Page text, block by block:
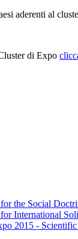
aderenti al
di Expo
the Social
International
2015 -